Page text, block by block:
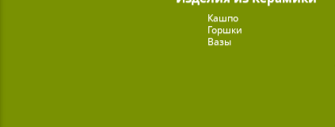
Кашпо
Горшки
Вазы